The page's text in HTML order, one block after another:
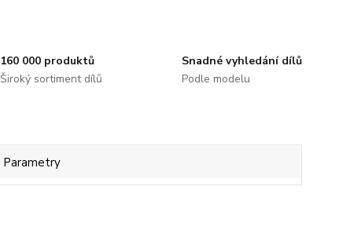
160 000 produktů
Široký sortiment dílů
Snadné vyhledání dílů
Podle modelu
Parametry